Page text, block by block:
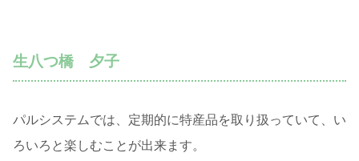
生八つ橋 夕子
パルシステムでは、定期的に特産品を取り扱っていて、い
ろいろと楽しむことが出来ます。